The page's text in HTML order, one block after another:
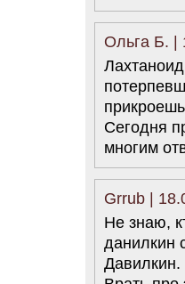
Ольга Б. |
Сегодня
многим
Grrub |
Не знаю,
данилкин
Давилкин.